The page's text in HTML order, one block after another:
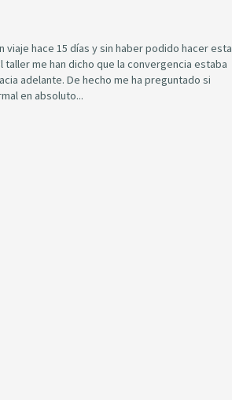
hace 15 días y sin haber podido hacer esta
me han dicho que la convergencia estaba
adelante. De hecho me ha preguntado si
en absoluto...